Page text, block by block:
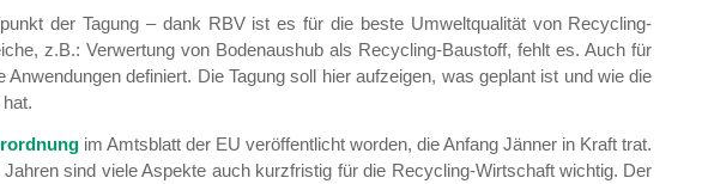
der Tagung – dank RBV ist es für die beste Umweltqualität von Recycling-
z.B.: Verwertung von Bodenaushub als Recycling-Baustoff, fehlt es. Auch für
definiert. Die Tagung soll hier aufzeigen, was geplant ist und wie die
im Amtsblatt der EU veröffentlicht worden, die Anfang Jänner in Kraft trat.
sind viele Aspekte auch kurzfristig für die Recycling-Wirtschaft wichtig. Der